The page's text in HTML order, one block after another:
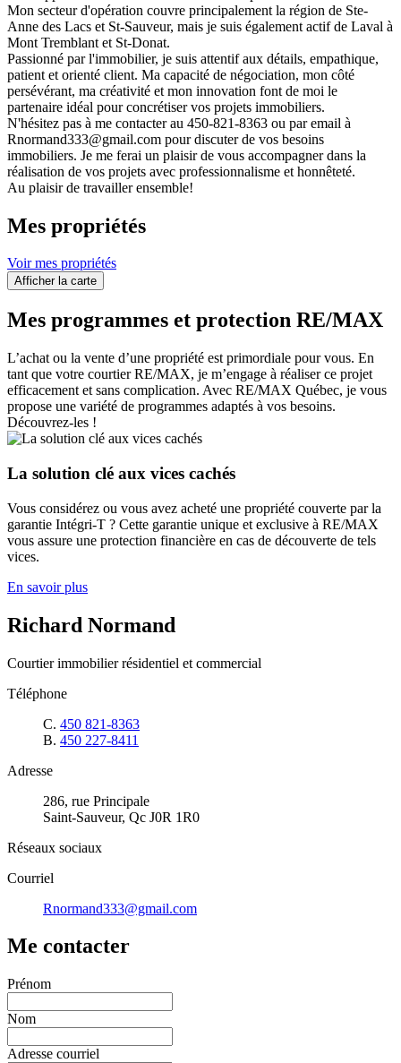
Mon secteur d'opération couvre principalement la région de Ste-
Anne des Lacs et St-Sauveur, mais je suis également actif de Laval à
Mont Tremblant et St-Donat.
Passionné par l'immobilier, je suis attentif aux détails, empathique,
patient et orienté client. Ma capacité de négociation, mon côté
persévérant, ma créativité et mon innovation font de moi le
partenaire idéal pour concrétiser vos projets immobiliers.
N'hésitez pas à me contacter au 450-821-8363 ou par email à
Rnormand333@gmail.com pour discuter de vos besoins
immobiliers. Je me ferai un plaisir de vous accompagner dans la
réalisation de vos projets avec professionnalisme et honnêteté.
Au plaisir de travailler ensemble!
Mes propriétés
Voir mes propriétés
Afficher la carte
Mes programmes et protection RE/MAX
L’achat ou la vente d’une propriété est primordiale pour vous. En
tant que votre courtier RE/MAX, je m’engage à réaliser ce projet
efficacement et sans complication. Avec RE/MAX Québec, je vous
propose une variété de programmes adaptés à vos besoins.
Découvrez-les !
La solution clé aux vices cachés
Vous considérez ou vous avez acheté une propriété couverte par la
garantie Intégri-T ? Cette garantie unique et exclusive à RE/MAX
vous assure une protection financière en cas de découverte de tels
vices.
En savoir plus
Richard Normand
Courtier immobilier résidentiel et commercial
Téléphone
C. 450 821-8363
B. 450 227-8411
Adresse
286, rue Principale
Saint-Sauveur, Qc J0R 1R0
Réseaux sociaux
Courriel
Rnormand333@gmail.com
Me contacter
Prénom
Nom
Adresse courriel